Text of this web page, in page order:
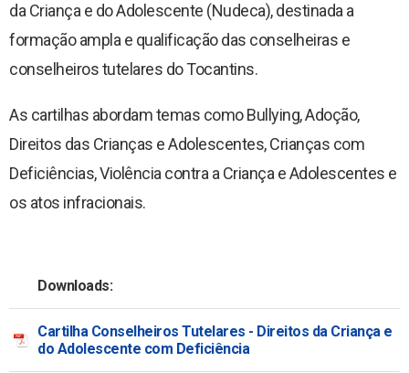
da Criança e do Adolescente (Nudeca), destinada a
formação ampla e qualificação das conselheiras e
conselheiros tutelares do Tocantins.
As cartilhas abordam temas como Bullying, Adoção,
Direitos das Crianças e Adolescentes, Crianças com
Deficiências, Violência contra a Criança e Adolescentes e
os atos infracionais.
Downloads:
Cartilha Conselheiros Tutelares - Direitos da Criança e
do Adolescente com Deficiência